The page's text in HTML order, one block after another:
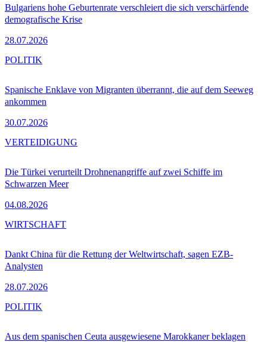
Bulgariens hohe Geburtenrate verschleiert die sich verschärfende
demografische Krise
28.07.2026
Spanische Enklave von Migranten überrannt, die auf dem Seeweg
ankommen
30.07.2026
POLITIK
Die Türkei verurteilt Drohnenangriffe auf zwei Schiffe im
Schwarzen Meer
04.08.2026
VERTEIDIGUNG
Dankt China für die Rettung der Weltwirtschaft, sagen EZB-
Analysten
28.07.2026
WIRTSCHAFT
Aus dem spanischen Ceuta ausgewiesene Marokkaner beklagen
POLITIK